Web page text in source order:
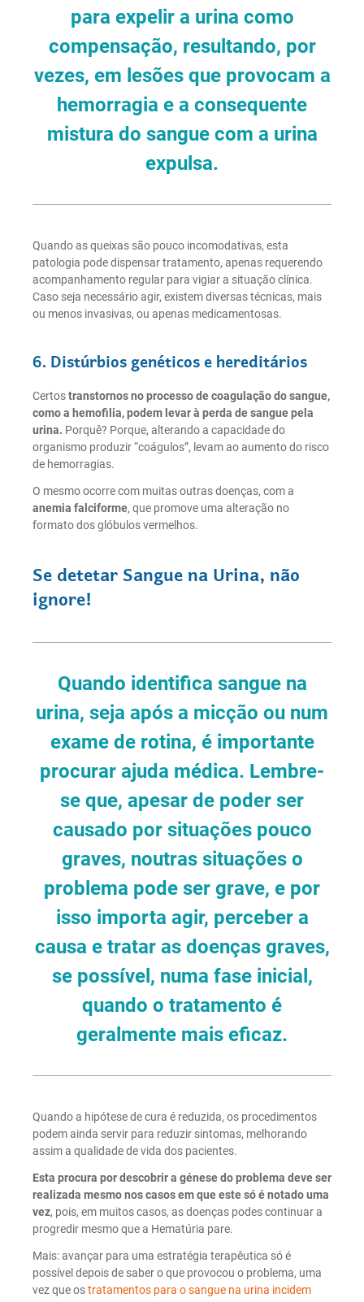
para expelir a urina como
compensação, resultando, por
vezes, em lesões que provocam a
hemorragia e a consequente
mistura do sangue com a urina
expulsa.
Quando as queixas são pouco incomodativas, esta
patologia pode dispensar tratamento, apenas requerendo
acompanhamento regular para vigiar a situação clínica.
Caso seja necessário agir, existem diversas técnicas, mais
ou menos invasivas, ou apenas medicamentosas.
6. Distúrbios genéticos e hereditários
Certostranstornos no processo de coagulação do sangue,
como a hemofilia, podem levar à perda de sangue pela
urina. Porquê? Porque, alterando a capacidade do
organismo produzir “coágulos”, levam ao aumento do risco
de hemorragias.
O mesmo ocorre com muitas outras doenças, com a
anemia falciforme, que promove uma alteração no
formato dos glóbulos vermelhos.
Se detetar Sangue na Urina, não
ignore!
Quando identifica sangue na
urina, seja após a micção ou num
exame de rotina, é importante
procurar ajuda médica. Lembre-
se que, apesar de poder ser
causado por situações pouco
graves, noutras situações o
problema pode ser grave, e por
isso importa agir, perceber a
causa e tratar as doenças graves,
se possível, numa fase inicial,
quando o tratamento é
geralmente mais eficaz.
Quando a hipótese de cura é reduzida, os procedimentos
podem ainda servir para reduzir sintomas, melhorando
assim a qualidade de vida dos pacientes.
Esta procura por descobrir a génese do problema deve ser
realizada mesmo nos casos em que este só é notado uma
vez, pois, em muitos casos, as doenças podes continuar a
progredir mesmo que a Hematúria pare.
Mais: avançar para uma estratégia terapêutica só é
possível depois de saber o que provocou o problema, uma
vez que ostratamentos para o sangue na urina incidem